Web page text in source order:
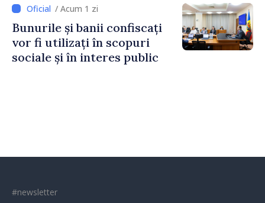
Horine / Acum 1 zi
Bunurile și banii confiscați
vor fi utilizați în scopuri
sociale și în interes public
#newsletter